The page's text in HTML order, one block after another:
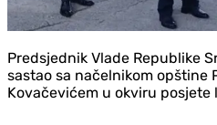
Predsjednik Vlade Republike
sastao sa načelnikom opštine
Kovačevićem u okviru posjete